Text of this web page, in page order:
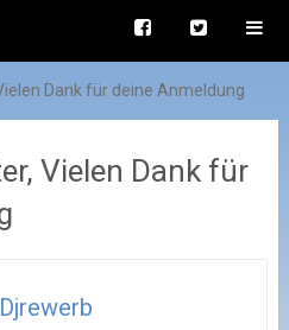
Dank für deine Anmeldung
Vielen Dank für
Djrewerb